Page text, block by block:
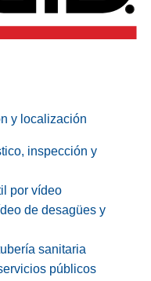
y localización
inspección y
por vídeo
de desagües y
sanitaria
públicos